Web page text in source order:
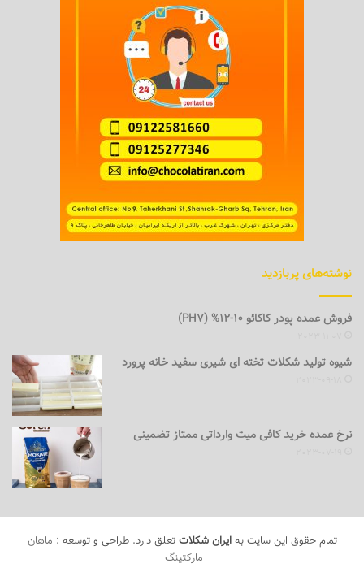
نوشته‌های پربازدید
فروش عمده پودر کاکائو 10-12% (PH7)
شیوه تولید شکلات تخته ای شیری سفید خانه پرورد
نرخ عمده خرید کافی میت وارداتی ممتاز تضمینی
تمام حقوق این سایت بهایران شکلات تعلق دارد. طراحی و توسعه : ماهان
مارکتینگ